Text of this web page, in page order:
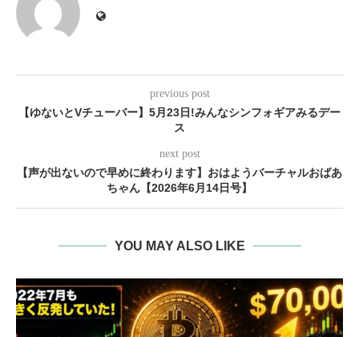
previous post
【ゆないとVチューバー】5月23日!みんなシンフォギアみるデー
ス
next post
【声が出ないので早めに終わります】おはようバーチャルおばあ
ちゃん【2026年6月14日号】
YOU MAY ALSO LIKE